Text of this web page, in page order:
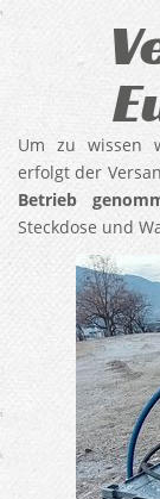
Um zu wissen
erfolgt der
Betrieb
Steckdose und